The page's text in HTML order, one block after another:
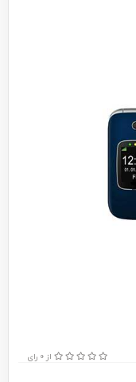
از 0 رای